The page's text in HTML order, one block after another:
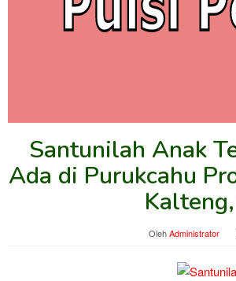
Santunilah Anak
Ada di Purukcahu
OlehAdministrator